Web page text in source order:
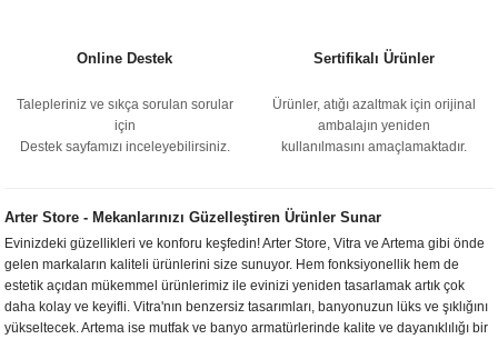
Online Destek
Talepleriniz ve sıkça sorulan sorular
için
Destek sayfamızı inceleyebilirsiniz.
Sertifikalı Ürünler
Ürünler, atığı azaltmak için orijinal
ambalajın yeniden
kullanılmasını amaçlamaktadır.
Arter Store - Mekanlarınızı Güzelleştiren Ürünler Sunar
Evinizdeki güzellikleri ve konforu keşfedin! Arter Store, Vitra ve Artema gibi önde
gelen markaların kaliteli ürünlerini size sunuyor. Hem fonksiyonellik hem de
estetik açıdan mükemmel ürünlerimiz ile evinizi yeniden tasarlamak artık çok
daha kolay ve keyifli. Vitra'nın benzersiz tasarımları, banyonuzun lüks ve şıklığını
yükseltecek. Artema ise mutfak ve banyo armatürlerinde kalite ve dayanıklılığı bir